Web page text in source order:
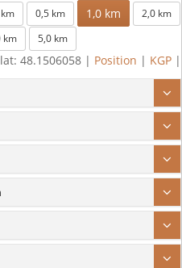
0,5 km 1,0 km
2,0 km
km 5,0 km
48.1506058 | Position | KGP |